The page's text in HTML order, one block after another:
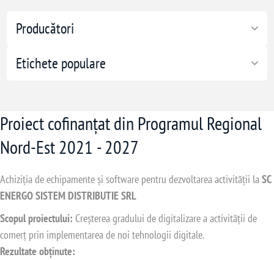
Producători
Etichete populare
Proiect cofinanțat din Programul Regional
Nord-Est 2021 - 2027
Achiziția de echipamente și software pentru dezvoltarea activității laSC
ENERGO SISTEM DISTRIBUTIE SRL
Scopul proiectului: Creșterea gradului de digitalizare a activității de
comerț prin implementarea de noi tehnologii digitale.
Rezultate obținute: